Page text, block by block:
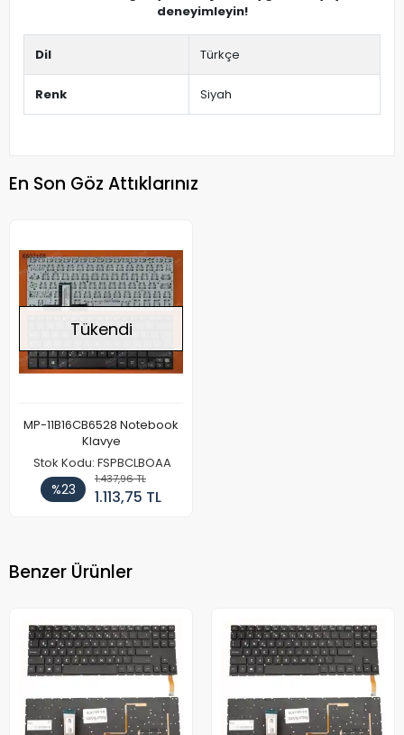
deneyimleyin!
Dil Türkçe
Renk Siyah
En Son Göz Attıklarınız
Tükendi
MP-11B16CB6528 Notebook
Klavye
Stok Kodu: FSPBCLBOAA
%23
1.437,96 TL
1.113,75 TL
Benzer Ürünler